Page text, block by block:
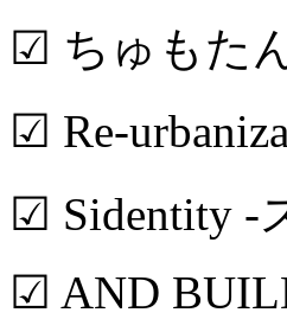
☑ ちゅもた
☑ Re-
☑ Sidentity -
☑ AND